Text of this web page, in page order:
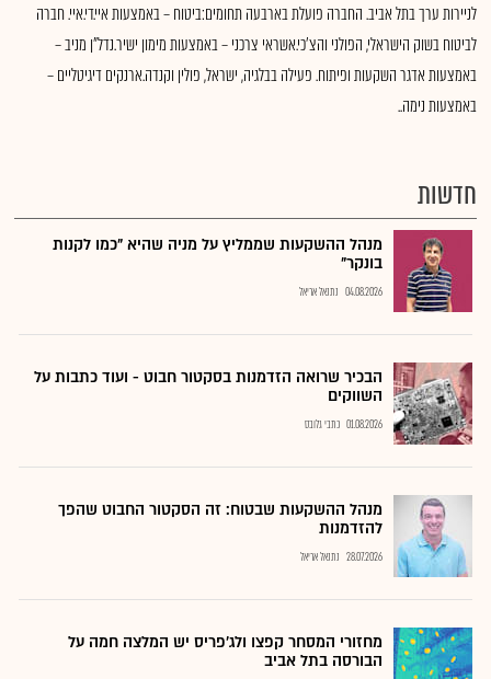
לניירות ערך בתל אביב. החברה פועלת בארבעה תחומים:ביטוח – באמצעות איי.די.איי. חברה
לביטוח בשוק הישראלי, הפולני והצ'כי.אשראי צרכני – באמצעות מימון ישיר.נדל"ן מניב –
באמצעות אדגר השקעות ופיתוח. פעילה בבלגיה, ישראל, פולין וקנדה.ארנקים דיגיטליים –
באמצעות נימה..
חדשות
מנהל ההשקעות שממליץ על מניה שהיא "כמו לקנות
בונקר"
04.08.2026 נתנאל אריאל
הבכיר שרואה הזדמנות בסקטור חבוט - ועוד כתבות על
השווקים
01.08.2026 כתבי גלובס
מנהל ההשקעות שבטוח: זה הסקטור החבוט שהפך
להזדמנות
28.07.2026 נתנאל אריאל
מחזורי המסחר קפצו ולג'פריס יש המלצה חמה על
הבורסה בתל אביב